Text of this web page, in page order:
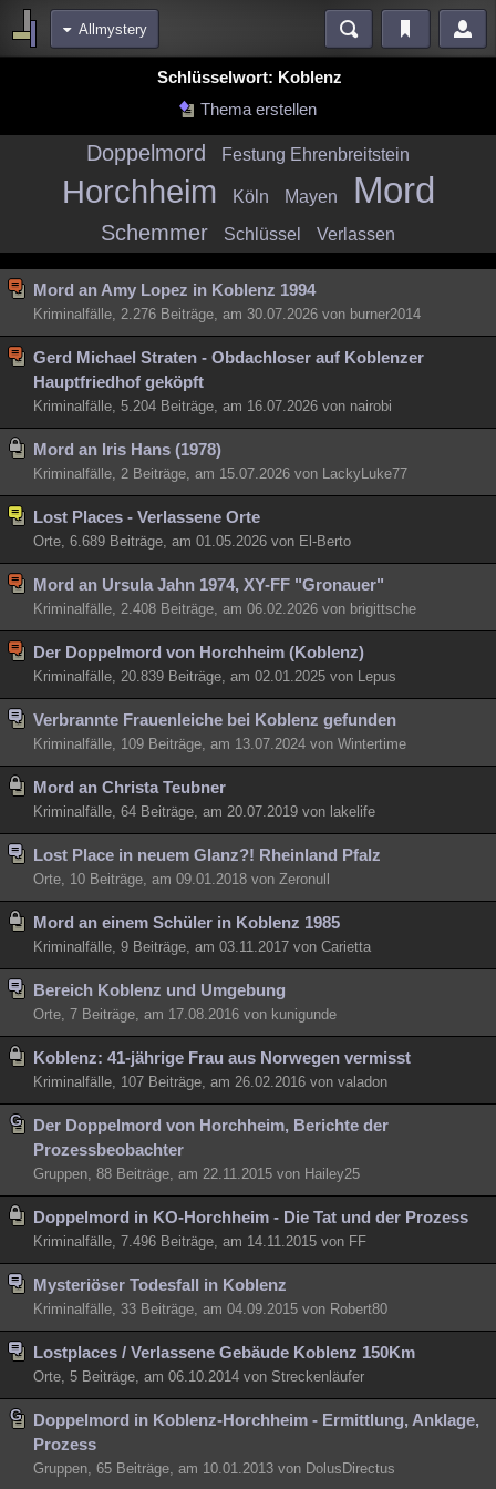
Allmystery
Diskussionen Videos
Wiki Neuigkeiten
meine Rubriken
Spiritualität Verschwörungen Technologie Ufologie
Natur Umfragen Unterhaltung
weitere Rubriken
Philosophie Träume Orte Esoterik Literatur
Astronomie Helpdesk Gruppen Gaming Filme
Musik Clash Verbesserungen
Besucht Teilgenommen Alle
Lesenswert Schlüsselwörter
Schlüsselwort: Koblenz
Thema erstellen
Doppelmord Festung Ehrenbreitstein
Horchheim Köln Mayen Mord
Schemmer Schlüssel Verlassen
Mord an Amy Lopez in Koblenz 1994
Kriminalfälle, 2.276 Beiträge, am 30.07.2026 von burner2014
Gerd Michael Straten - Obdachloser auf Koblenzer
Hauptfriedhof geköpft
Kriminalfälle, 5.204 Beiträge, am 16.07.2026 von nairobi
Mord an Iris Hans (1978)
Kriminalfälle, 2 Beiträge, am 15.07.2026 von LackyLuke77
Lost Places - Verlassene Orte
Orte, 6.689 Beiträge, am 01.05.2026 von El-Berto
Mord an Ursula Jahn 1974, XY-FF "Gronauer"
Kriminalfälle, 2.408 Beiträge, am 06.02.2026 von brigittsche
Der Doppelmord von Horchheim (Koblenz)
Kriminalfälle, 20.839 Beiträge, am 02.01.2025 von Lepus
Verbrannte Frauenleiche bei Koblenz gefunden
Kriminalfälle, 109 Beiträge, am 13.07.2024 von Wintertime
Mord an Christa Teubner
Kriminalfälle, 64 Beiträge, am 20.07.2019 von lakelife
Lost Place in neuem Glanz?! Rheinland Pfalz
Orte, 10 Beiträge, am 09.01.2018 von Zeronull
Mord an einem Schüler in Koblenz 1985
Kriminalfälle, 9 Beiträge, am 03.11.2017 von Carietta
Bereich Koblenz und Umgebung
Orte, 7 Beiträge, am 17.08.2016 von kunigunde
Koblenz: 41-jährige Frau aus Norwegen vermisst
Kriminalfälle, 107 Beiträge, am 26.02.2016 von valadon
Der Doppelmord von Horchheim, Berichte der
Prozessbeobachter
Gruppen, 88 Beiträge, am 22.11.2015 von Hailey25
Doppelmord in KO-Horchheim - Die Tat und der Prozess
Kriminalfälle, 7.496 Beiträge, am 14.11.2015 von FF
Mysteriöser Todesfall in Koblenz
Kriminalfälle, 33 Beiträge, am 04.09.2015 von Robert80
Lostplaces / Verlassene Gebäude Koblenz 150Km
Orte, 5 Beiträge, am 06.10.2014 von Streckenläufer
Doppelmord in Koblenz-Horchheim - Ermittlung, Anklage,
Prozess
Gruppen, 65 Beiträge, am 10.01.2013 von DolusDirectus